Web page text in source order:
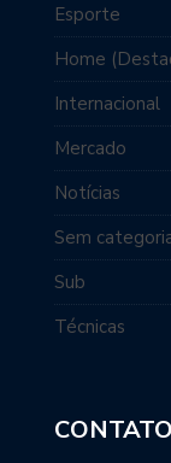
Esporte
Home
Internacional
Mercado
Notícias
Sem
Sub
Técnicas
CONTATO